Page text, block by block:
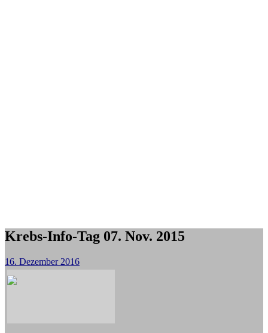
Krebs-Info-Tag 07. Nov. 2015
16. Dezember 2016